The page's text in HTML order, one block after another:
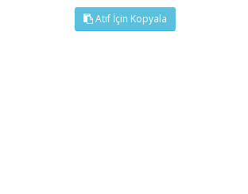
Atıf İçin Kopyala